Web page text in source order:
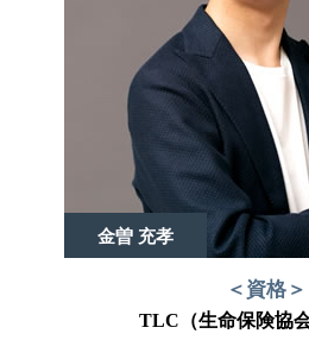
金曽 充孝
＜資格＞
TLC（生命保険協会